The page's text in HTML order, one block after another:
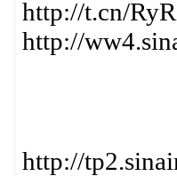
http://t.cn/
http://
http://